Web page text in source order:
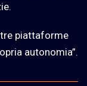
piattaforme
autonomia”.